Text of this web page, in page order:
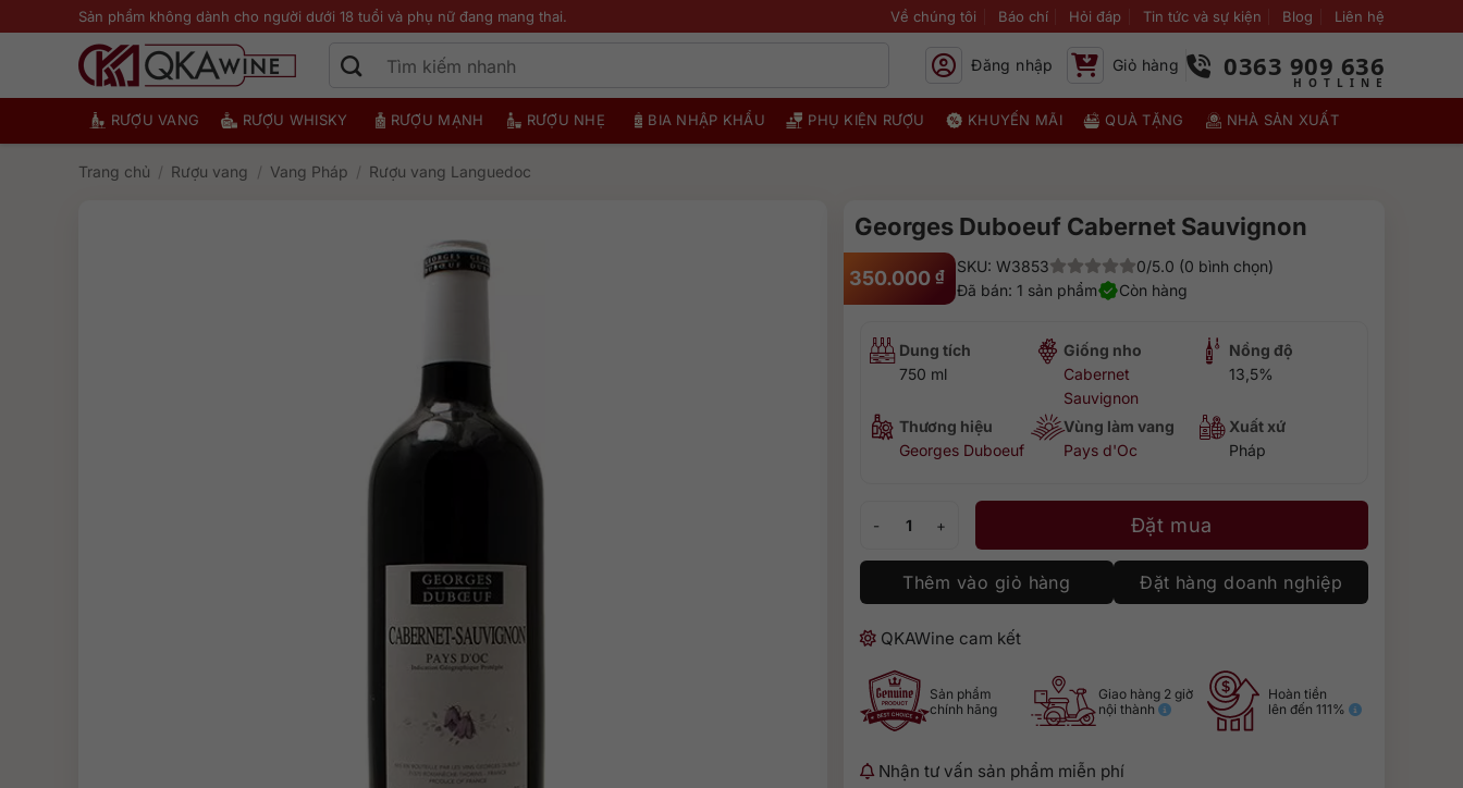
qua
Sản phẩm không dành cho người dưới 18 tuổi và phụ nữ đang mang thai. Về chúng tôi Báo chí Hỏi đáp Tin tức và sự kiện Blog Liên hệ
Đăng nhập Giỏ hàng 0363 909 636
RƯỢU VANG RƯỢU WHISKY RƯỢU MẠNH RƯỢU NHẸ BIA NHẬP KHẨU PHỤ KIỆN RƯỢU KHUYẾN MÃI QUÀ TẶNG NHÀ SẢN XUẤT
Trang chủ / Rượu vang / Vang Pháp / Rượu vang Languedoc
Georges Duboeuf Cabernet Sauvignon
350.000 ₫ SKU: W3853
0/5.0 (0 bình chọn)
Đã bán: 1 sản phẩm
Còn hàng
Dung tích
750 ml
Giống nho
Cabernet
Sauvignon
Nồng độ
13,5%
Thương hiệu
Georges Duboeuf
Vùng làm vang
Pays d'Oc
Xuất xứ
Pháp
Georges Duboeuf Cabernet Sauvignon số lượng
Đặt mua
Thêm vào giỏ hàng Đặt hàng doanh nghiệp
QKAWine cam kết
Sản phẩm
chính hãng
Giao hàng 2 giờ
nội thành
Hoàn tiền
lên đến 111%
Nhận tư vấn sản phẩm miễn phí